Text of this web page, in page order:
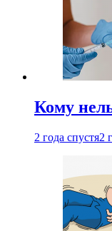
Кому
2 года спустя2